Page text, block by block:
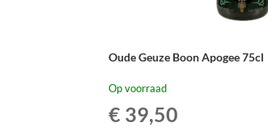
Oude Geuze Boon Apogee 75cl
Op voorraad
€ 39,50